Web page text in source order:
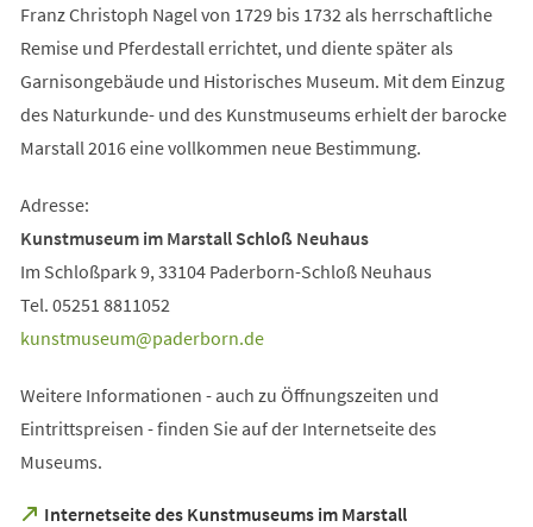
Franz Christoph Nagel von 1729 bis 1732 als herrschaftliche
Remise und Pferdestall errichtet, und diente später als
Garnisongebäude und Historisches Museum. Mit dem Einzug
des Naturkunde- und des Kunstmuseums erhielt der barocke
Marstall 2016 eine vollkommen neue Bestimmung.
Adresse:
Kunstmuseum im Marstall Schloß Neuhaus
Im Schloßpark 9, 33104 Paderborn-Schloß Neuhaus
Tel. 05251 8811052
kunstmuseum
paderborn de
Weitere Informationen - auch zu Öffnungszeiten und
Eintrittspreisen - finden Sie auf der Internetseite des
Museums.
Internetseite des Kunstmuseums im Marstall
(Öffnet